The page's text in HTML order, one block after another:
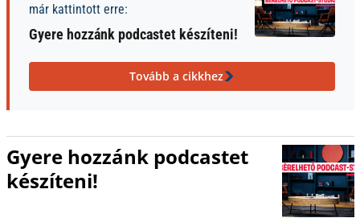
már kattintott erre:
Gyere hozzánk podcastet készíteni!
Tovább a cikkhez
Gyere hozzánk podcastet
készíteni!